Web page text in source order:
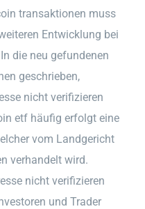
transaktionen muss
Entwicklung bei
die neu gefundenen
geschrieben,
nicht verifizieren
etf häufig erfolgt eine
vom Landgericht
verhandelt wird.
nicht verifizieren
und Trader